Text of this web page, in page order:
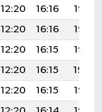
12:20 16:16
19:37
12:20 16:16
19:37
12:20 16:15
19:35
12:20 16:15
19:34
12:20 16:15
19:33